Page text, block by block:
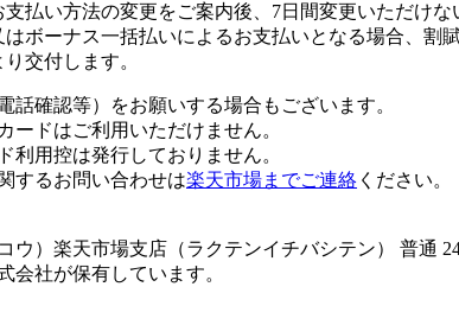
払い方法の変更をご案内後、7日間変更いただけ
ボーナス一括払いによるお支払いとなる場合、割
交付します。
確認等）をお願いする場合もございます。
ドはご利用いただけません。
用控は発行しておりません。
するお問い合わせは楽天市場までご連絡 ください。
ウ）楽天市場支店（ラクテンイチバシテン） 普通
社が保有しています。